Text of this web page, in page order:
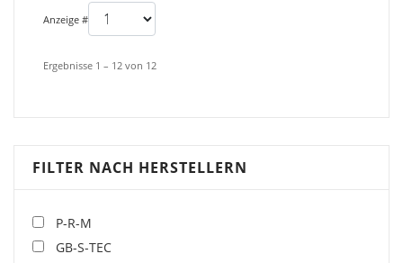
FILTER NACH HERSTELLERN
P-R-M
GB-S-TEC
Anzeige #
Ergebnisse 1 – 12 von 12